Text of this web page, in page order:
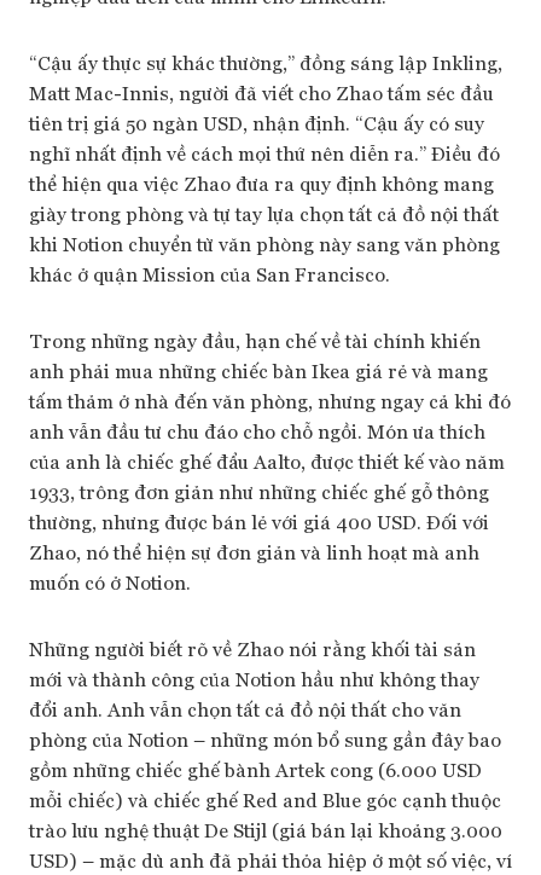
“Cậu ấy thực sự khác thường,” đồng sáng lập Inkling,
Matt Mac-Innis, người đã viết cho Zhao tấm séc đầu
tiên trị giá 50 ngàn USD, nhận định. “Cậu ấy có suy
nghĩ nhất định về cách mọi thứ nên diễn ra.” Điều đó
thể hiện qua việc Zhao đưa ra quy định không mang
giày trong phòng và tự tay lựa chọn tất cả đồ nội thất
khi Notion chuyển từ văn phòng này sang văn phòng
khác ở quận Mission của San Francisco.
Trong những ngày đầu, hạn chế về tài chính khiến
anh phải mua những chiếc bàn Ikea giá rẻ và mang
tấm thảm ở nhà đến văn phòng, nhưng ngay cả khi đó
anh vẫn đầu tư chu đáo cho chỗ ngồi. Món ưa thích
của anh là chiếc ghế đẩu Aalto, được thiết kế vào năm
1933, trông đơn giản như những chiếc ghế gỗ thông
thường, nhưng được bán lẻ với giá 400 USD. Đối với
Zhao, nó thể hiện sự đơn giản và linh hoạt mà anh
muốn có ở Notion.
Những người biết rõ về Zhao nói rằng khối tài sản
mới và thành công của Notion hầu như không thay
đổi anh. Anh vẫn chọn tất cả đồ nội thất cho văn
phòng của Notion – những món bổ sung gần đây bao
gồm những chiếc ghế bành Artek cong (6.000 USD
mỗi chiếc) và chiếc ghế Red and Blue góc cạnh thuộc
trào lưu nghệ thuật De Stijl (giá bán lại khoảng 3.000
USD) – mặc dù anh đã phải thỏa hiệp ở một số việc, ví